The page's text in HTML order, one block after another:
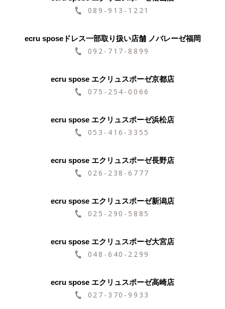
089-913-1221
ecru sposeドレス一部取り扱い店舗 ノバレーゼ福岡
092-717-8899
ecru spose エクリュスポーゼ京都店
075-254-0066
ecru spose エクリュスポーゼ浜松店
053-416-3355
ecru spose エクリュスポーゼ長野店
026-238-6777
ecru spose エクリュスポーゼ新潟店
025-290-5885
ecru spose エクリュスポーゼ大宮店
048-640-2299
ecru spose エクリュスポーゼ高崎店
027-370-9933